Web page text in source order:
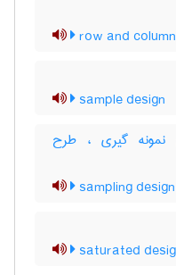
row and
sample design
نمونه گیری ، طرح
sampling design
saturated